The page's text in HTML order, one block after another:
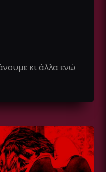
κι άλλα ενώ